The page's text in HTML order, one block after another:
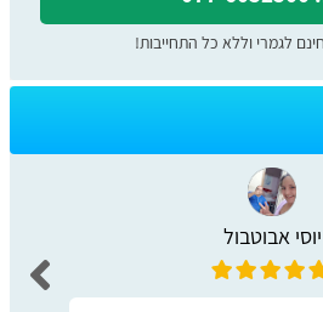
לגמרי וללא כל התחייבות!
יוסי אבוטבול